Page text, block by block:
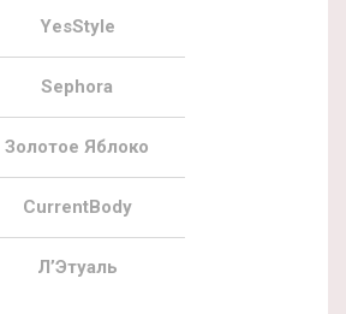
YesStyle
Sephora
Золотое Яблоко
CurrentBody
Л’Этуаль